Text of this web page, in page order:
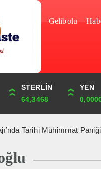
Gelibolu
STERLİN
64,3468
YEN
ÇEYREK
10,889,99
Mühimmat Paniği ***